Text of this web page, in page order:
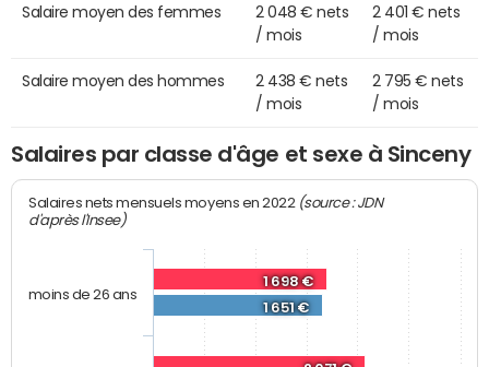
Salaire moyen des femmes
2 048 € nets
/ mois
2 401 € nets
/ mois
Salaire moyen des hommes
2 438 € nets
/ mois
2 795 € nets
/ mois
Salaires par classe d'âge et sexe à Sinceny
Salaires nets mensuels moyens en 2022 (source : JDN
d'après l'Insee)
1 698 €
1 651 €
moins de 26 ans